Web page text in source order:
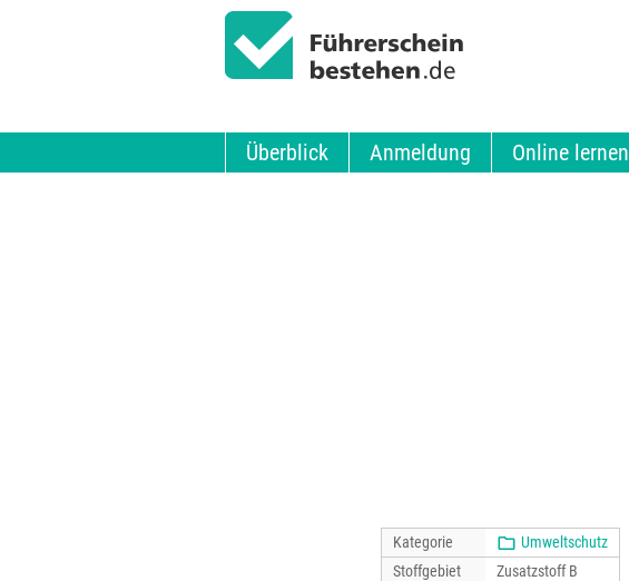
Überblick Anmeldung Online lernen
Kategorie
Umweltschutz
Stoffgebiet
Zusatzstoff B